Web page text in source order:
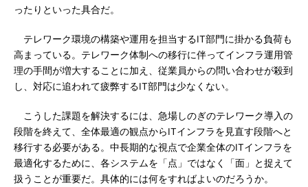
ったりといった具合だ。
テレワーク環境の構築や運用を担当するIT部門に掛かる負荷も
高まっている。テレワーク体制への移行に伴ってインフラ運用管
理の手間が増大することに加え、従業員からの問い合わせが殺到
し、対応に追われて疲弊するIT部門は少なくない。
こうした課題を解決するには、急場しのぎのテレワーク導入の
段階を終えて、全体最適の観点からITインフラを見直す段階へと
移行する必要がある。中長期的な視点で企業全体のITインフラを
最適化するために、各システムを「点」ではなく「面」と捉えて
扱うことが重要だ。具体的には何をすればよいのだろうか。